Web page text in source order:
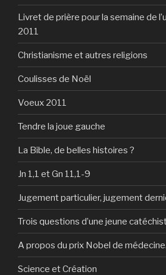
Livret de prière pour la semaine de
2011
Christianisme et autres religions
Coulisses de Noël
Voeux 2011
Tendre la joue gauche
La Bible, de belles histoires ?
Jn 1,1 et Gn 11,1-9
Jugement particulier, jugement
Trois questions d’une jeune
A propos du prix Nobel de
Science et Création